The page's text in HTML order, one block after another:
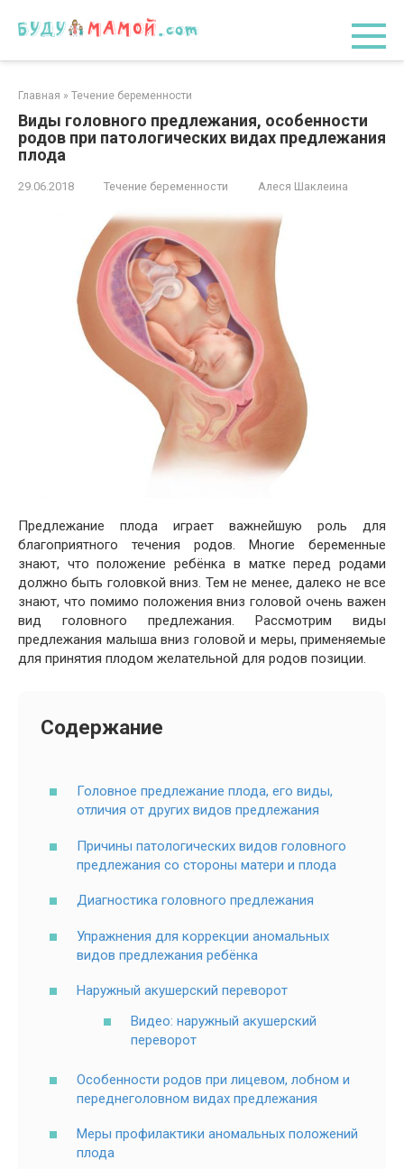
Главная » Течение беременности
Виды головного предлежания, особенности
родов при патологических видах предлежания
плода
29.06.2018 Течение беременности Алеся Шаклеина
Предлежание плода играет важнейшую роль для
благоприятного течения родов. Многие беременные
знают, что положение ребёнка в матке перед родами
должно быть головкой вниз. Тем не менее, далеко не все
знают, что помимо положения вниз головой очень важен
вид головного предлежания. Рассмотрим виды
предлежания малыша вниз головой и меры, применяемые
для принятия плодом желательной для родов позиции.
Содержание
Головное предлежание плода, его виды,
отличия от других видов предлежания
Причины патологических видов головного
предлежания со стороны матери и плода
Диагностика головного предлежания
Упражнения для коррекции аномальных
видов предлежания ребёнка
Наружный акушерский переворот
Видео: наружный акушерский
переворот
Особенности родов при лицевом, лобном и
переднеголовном видах предлежания
Меры профилактики аномальных положений
плода